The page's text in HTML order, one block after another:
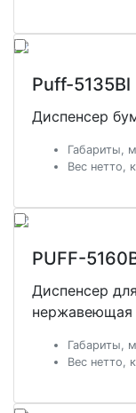
Puff-5135Bl
Диспенсер
Габариты,
Вес нетто,
РUFF-
Диспенсер
нержавеющая
Габариты,
Вес нетто,